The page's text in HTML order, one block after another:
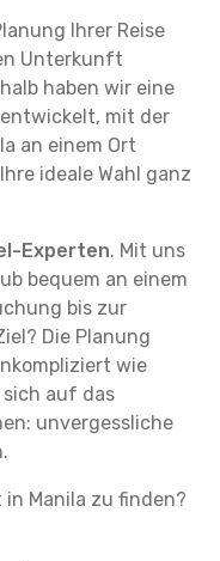
Ihrer Reise
Unterkunft
haben wir eine
mit der
an einem Ort
ideale Wahl ganz
Experten. Mit uns
bequem an einem
bis zur
Die Planung
wie
auf das
unvergessliche
Manila zu finden?